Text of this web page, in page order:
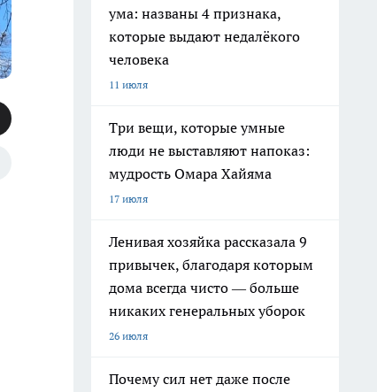
ума: названы 4 признака,
которые выдают недалёкого
человека
11 июля
Три вещи, которые умные
люди не выставляют напоказ:
мудрость Омара Хайяма
17 июля
Ленивая хозяйка рассказала 9
привычек, благодаря которым
дома всегда чисто — больше
никаких генеральных уборок
26 июля
Почему сил нет даже после